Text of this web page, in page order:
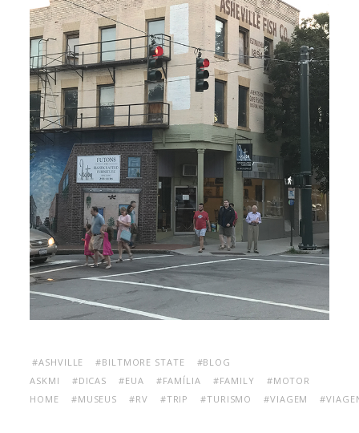
#ASHVILLE #BILTMORE STATE
#BLOG
ASKMI
#DICAS #EUA #FAMÍLIA #FAMILY
#MOTOR
HOME
#MUSEUS #RV #TRIP #TURISMO #VIAGEM